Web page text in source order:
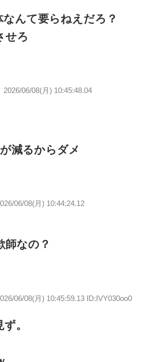
なんて要らねえだろ？
せろ
2026/06/08(月) 10:45:48.04
減るからダメ
06/08(月) 10:44:24.12
師なの？
06/08(月) 10:45:59.13 ID:IVY030oo0
。